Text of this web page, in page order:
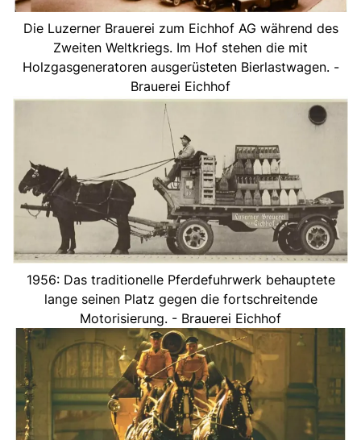
Die Luzerner Brauerei zum Eichhof AG während des
Zweiten Weltkriegs. Im Hof stehen die mit
Holzgasgeneratoren ausgerüsteten Bierlastwagen. -
Brauerei Eichhof
1956: Das traditionelle Pferdefuhrwerk behauptete
lange seinen Platz gegen die fortschreitende
Motorisierung. - Brauerei Eichhof